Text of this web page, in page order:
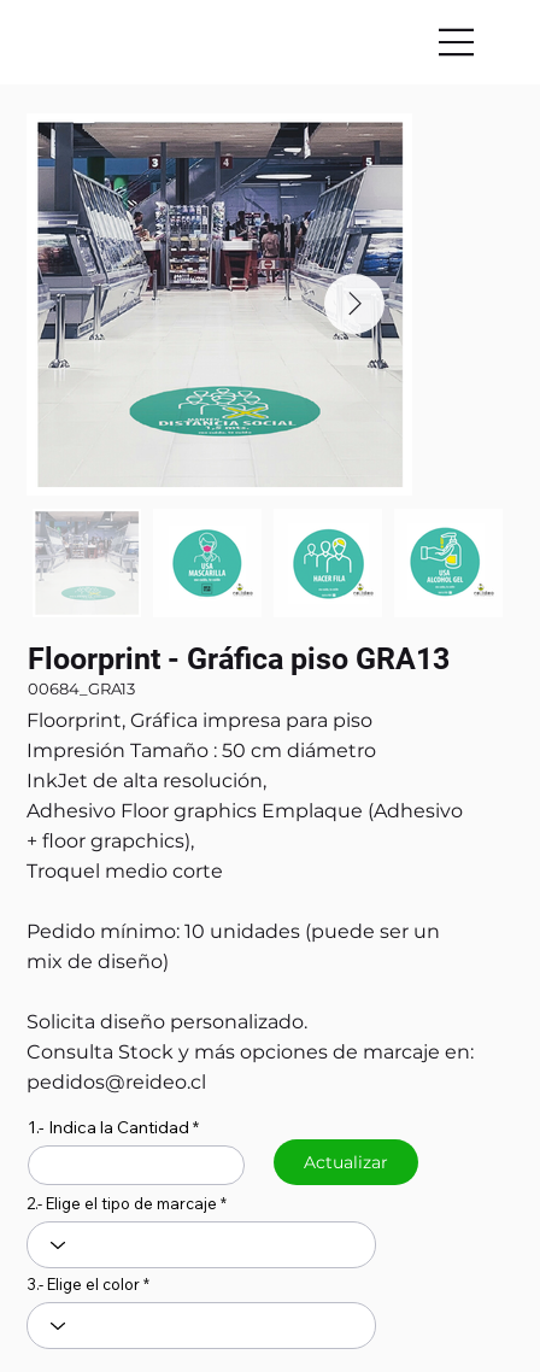
Floorprint - Gráfica piso GRA13
00684_GRA13
Floorprint, Gráfica impresa para piso
Impresión Tamaño : 50 cm diámetro
InkJet de alta resolución,
Adhesivo Floor graphics Emplaque (Adhesivo
+ floor grapchics),
Troquel medio corte
Pedido mínimo: 10 unidades (puede ser un
mix de diseño)
Solicita diseño personalizado.
Consulta Stock y más opciones de marcaje en:
pedidos@reideo.cl
1.- Indica la Cantidad
Actualizar
2.- Elige el tipo de marcaje
3.- Elige el color